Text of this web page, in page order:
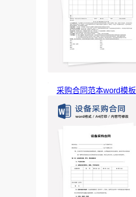
采购合同范本word模板